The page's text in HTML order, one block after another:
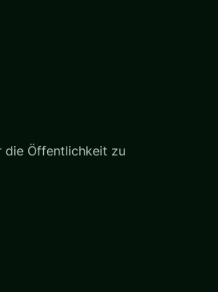
die Öffentlichkeit zu